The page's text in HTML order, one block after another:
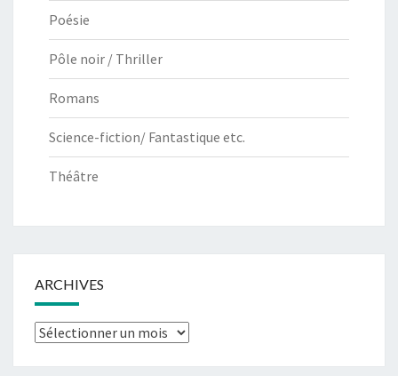
Poésie
Pôle noir / Thriller
Romans
Science-fiction/ Fantastique etc.
Théâtre
ARCHIVES
Archives